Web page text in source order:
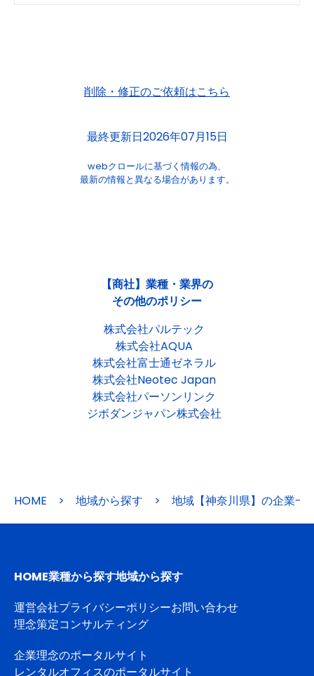
削除・修正のご依頼はこちら
最終更新日2026年07月15日
webクロールに基づく情報の為、
最新の情報と異なる場合があります。
【商社】業種・業界の
その他のポリシー
株式会社パルテック
株式会社AQUA
株式会社富士通ゼネラル
株式会社Neotec Japan
株式会社パーソンリンク
ジボダンジャパン株式会社
HOME > 地域から探す > 地域【神奈川県】の企業一
HOME業種から探す地域から探す
運営会社プライバシーポリシーお問い合わせ
理念策定コンサルティング
企業理念のポータルサイト
レンタルオフィスのポータルサイト